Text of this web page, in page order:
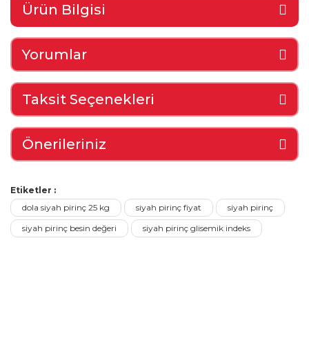
Ürün Bilgisi
Yorumlar
Taksit Seçenekleri
Önerileriniz
Etiketler :
dola siyah pirinç 25 kg
siyah pirinç fiyat
siyah pirinç
siyah pirinç besin değeri
siyah pirinç glisemik indeks